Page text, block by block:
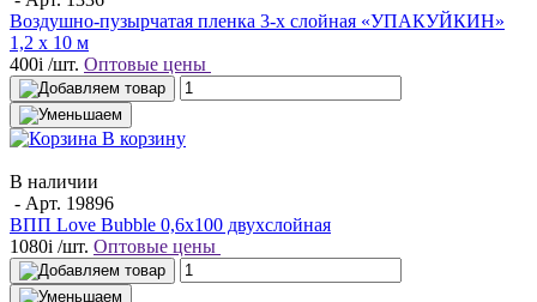
Воздушно-пузырчатая пленка 3-х слойная «УПАКУЙКИН»
1,2 х 10 м
400i /шт. Оптовые цены
В корзину
В наличии
- Арт. 19896
ВПП Love Bubble 0,6х100 двухслойная
1080i /шт. Оптовые цены